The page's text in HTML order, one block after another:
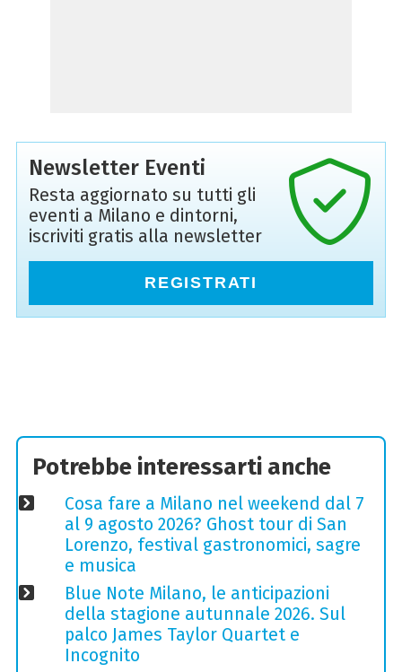
Newsletter Eventi
Resta aggiornato su tutti gli
eventi a Milano e dintorni,
iscriviti gratis alla newsletter
REGISTRATI
Potrebbe interessarti anche
Cosa fare a Milano nel weekend dal 7
al 9 agosto 2026? Ghost tour di San
Lorenzo, festival gastronomici, sagre
e musica
Blue Note Milano, le anticipazioni
della stagione autunnale 2026. Sul
palco James Taylor Quartet e
Incognito